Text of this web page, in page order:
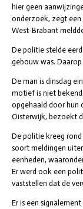
hier geen
onderzoek, zegt een
West-Brabant
De politie stelde
gebouw was.
De man is dinsdag
motief is niet
opgehaald door hun
Oisterwijk, bezoekt
De politie kreeg
soort meldingen
eenheden,
Er werd ook een
vaststellen dat de
Er is een